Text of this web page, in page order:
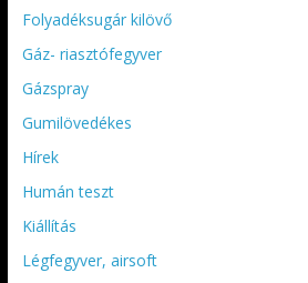
Folyadéksugár kilövő
Gáz- riasztófegyver
Gázspray
Gumilövedékes
Hírek
Humán teszt
Kiállítás
Légfegyver, airsoft